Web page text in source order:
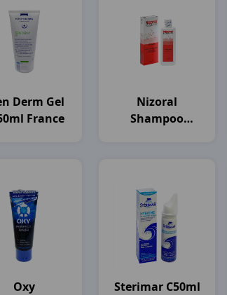
Derm Gel
France
Nizoral
Shampoo
Oxy
Sterimar C50ml